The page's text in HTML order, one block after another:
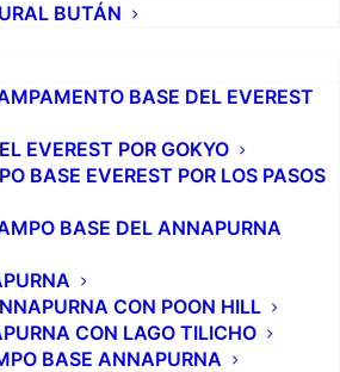
BUTÁN
BASE DEL EVEREST
EVEREST POR GOKYO
BASE EVEREST POR LOS PASOS
BASE DEL ANNAPURNA
CON POON HILL
CON LAGO TILICHO
BASE ANNAPURNA